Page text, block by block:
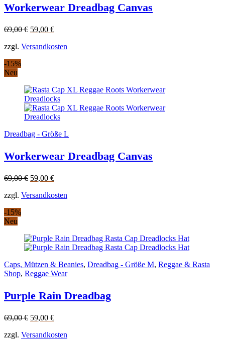
Workerwear Dreadbag Canvas
69,00€ Original
was:
59,00 €Current
is:
zzgl. Versandkosten
-15%
Neu
Dreadbag - Größe L
Workerwear Dreadbag Canvas
69,00€ Original
was:
59,00 €Current
is:
zzgl. Versandkosten
-15%
Neu
Caps, Mützen & Beanies, Dreadbag - Größe M, Reggae & Rasta
Shop, Reggae Wear
Purple Rain Dreadbag
69,00€ Original
was:
59,00 €Current
is:
zzgl. Versandkosten